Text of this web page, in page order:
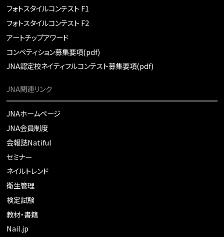
フォトスタイルコンテスト F1
フォトスタイルコンテスト F2
アートチップアワード
コンペティション募集要項(pdf)
JNA認定校ネイティフルコンテスト募集要項(pdf)
JNA関連リンク
JNAホームページ
JNA会員制度
会報誌Natiful
セミナー
ネイルトレンド
衛生管理
検定試験
教材・書籍
Nail.jp